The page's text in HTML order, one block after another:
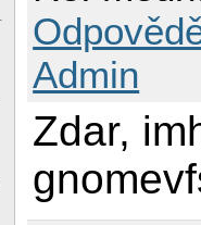
Admin
Zdar,